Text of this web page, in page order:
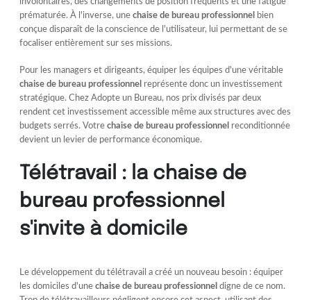
involontaires, des changements de position fréquents et une fatigue
prématurée. À l'inverse, unechaise de bureau professionnel
bien
conçue disparaît de la conscience de l'utilisateur, lui permettant de se
focaliser entièrement sur ses missions.
Pour les managers et dirigeants, équiper les équipes d'une véritable
chaise de bureau professionnel représente donc un investissement
stratégique. Chez Adopte un Bureau, nos prix divisés par deux
rendent cet investissement accessible même aux structures avec des
budgets serrés. Votrechaise de bureau professionnel reconditionnée
devient un levier de performance économique.
Télétravail : la chaise de
bureau professionnel
s'invite à domicile
Le développement du télétravail a créé un nouveau besoin : équiper
les domiciles d'unechaise de bureau professionnel digne de ce nom.